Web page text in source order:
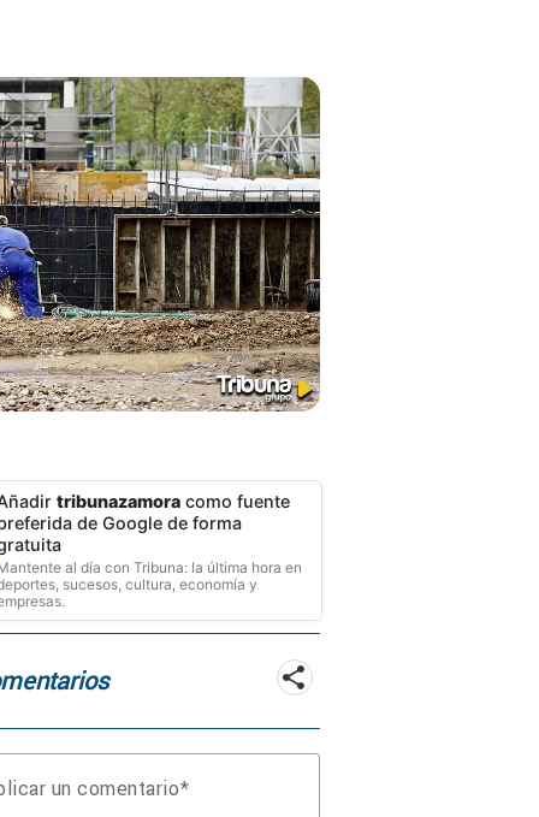
tribunazamora como fuente
de Google de forma
al día con Tribuna: la última hora en
sucesos, cultura, economía y
un comentario